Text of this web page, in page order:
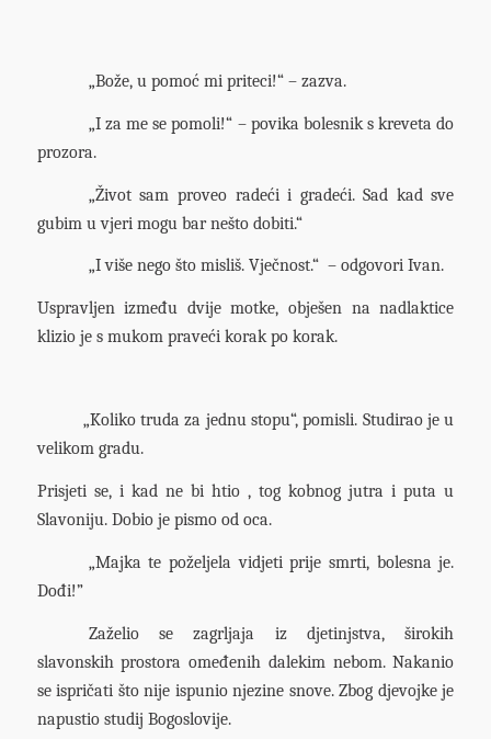
„Bože, u pomoć mi priteci!“ – zazva.
„I za me se pomoli!“ – povika bolesnik s kreveta do
prozora.
„Život sam proveo radeći i gradeći. Sad kad sve
gubim u vjeri mogu bar nešto dobiti.“
„I više nego što misliš. Vječnost.“ – odgovori Ivan.
Uspravljen između dvije motke, obješen na nadlaktice
klizio je s mukom praveći korak po korak.
„Koliko truda za jednu stopu“, pomisli. Studirao je u
velikom gradu.
Prisjeti se, i kad ne bi htio , tog kobnog jutra i puta u
Slavoniju. Dobio je pismo od oca.
„Majka te poželjela vidjeti prije smrti, bolesna je.
Dođi!”
Zaželio se zagrljaja iz djetinjstva, širokih
slavonskih prostora omeđenih dalekim nebom. Nakanio
se ispričati što nije ispunio njezine snove. Zbog djevojke je
napustio studij Bogoslovije.